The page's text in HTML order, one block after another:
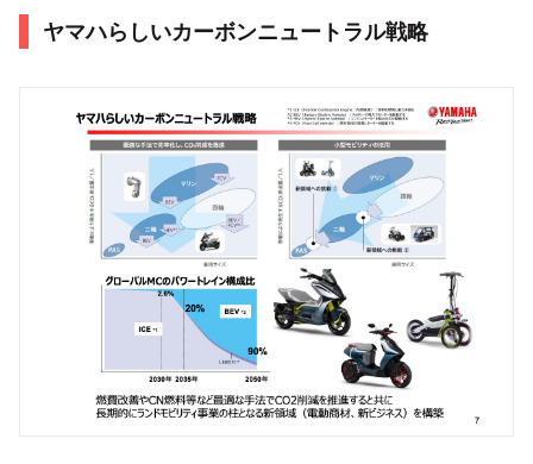
ヤマハらしいカーボンニュートラル戦略